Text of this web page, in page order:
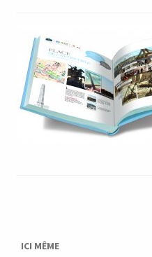
ICI MÊME